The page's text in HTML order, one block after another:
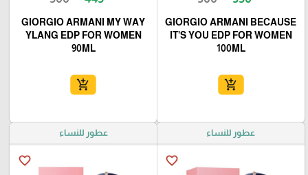
GIORGIO ARMANI BECAUSE
IT’S YOU EDP FOR WOMEN
100ML
add_shopping_cart
GIORGIO ARMANI MY WAY
YLANG EDP FOR WOMEN
90ML
add_shopping_cart
عطور للنساء
favorite_border
عطور للنساء
favorite_border